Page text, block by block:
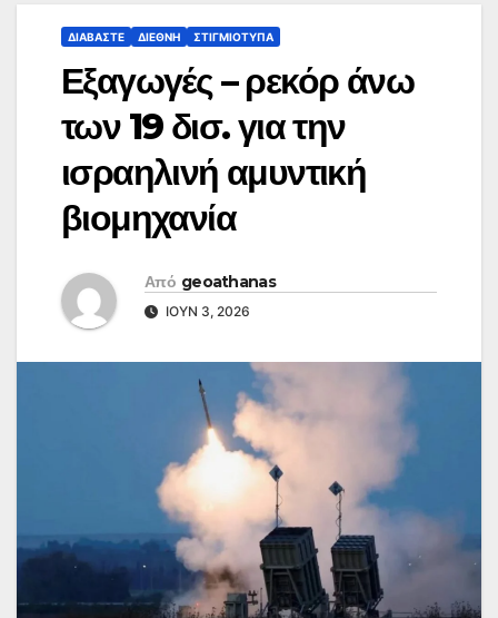
ΔΙΑΒΆΣΤΕ ΔΙΕΘΝΉ ΣΤΙΓΜΙΌΤΥΠΑ
Εξαγωγές – ρεκόρ άνω
των 19 δισ. για την
ισραηλινή αμυντική
βιομηχανία
Από geoathanas
ΙΟΎΝ 3, 2026